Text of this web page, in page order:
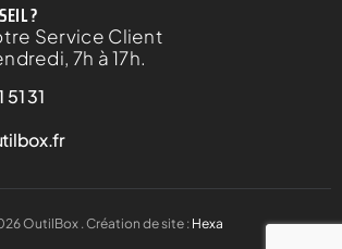
?
Service Client
7h à 17h.
31
OutilBox . Création de site : Hexa